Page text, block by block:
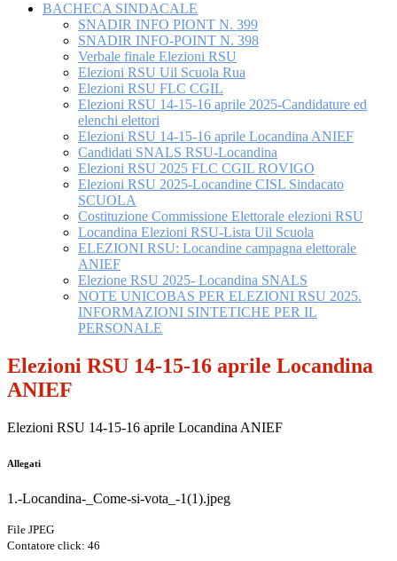
BACHECA SINDACALE
SNADIR INFO PIONT N. 399
SNADIR INFO-POINT N. 398
Verbale finale Elezioni RSU
Elezioni RSU Uil Scuola Rua
Elezioni RSU FLC CGIL
Elezioni RSU 14-15-16 aprile 2025-Candidature ed
elenchi elettori
Elezioni RSU 14-15-16 aprile Locandina ANIEF
Candidati SNALS RSU-Locandina
Elezioni RSU 2025 FLC CGIL ROVIGO
Elezioni RSU 2025-Locandine CISL Sindacato
SCUOLA
Costituzione Commissione Elettorale elezioni RSU
Locandina Elezioni RSU-Lista Uil Scuola
ELEZIONI RSU: Locandine campagna elettorale
ANIEF
Elezione RSU 2025- Locandina SNALS
NOTE UNICOBAS PER ELEZIONI RSU 2025.
INFORMAZIONI SINTETICHE PER IL
PERSONALE
Elezioni RSU 14-15-16 aprile Locandina
ANIEF
Elezioni RSU 14-15-16 aprile Locandina ANIEF
Allegati
1.-Locandina-_Come-si-vota_-1(1).jpeg
File JPEG
Contatore click: 46